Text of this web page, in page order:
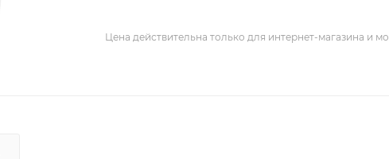
Цена действительна только для интернет-магазина и